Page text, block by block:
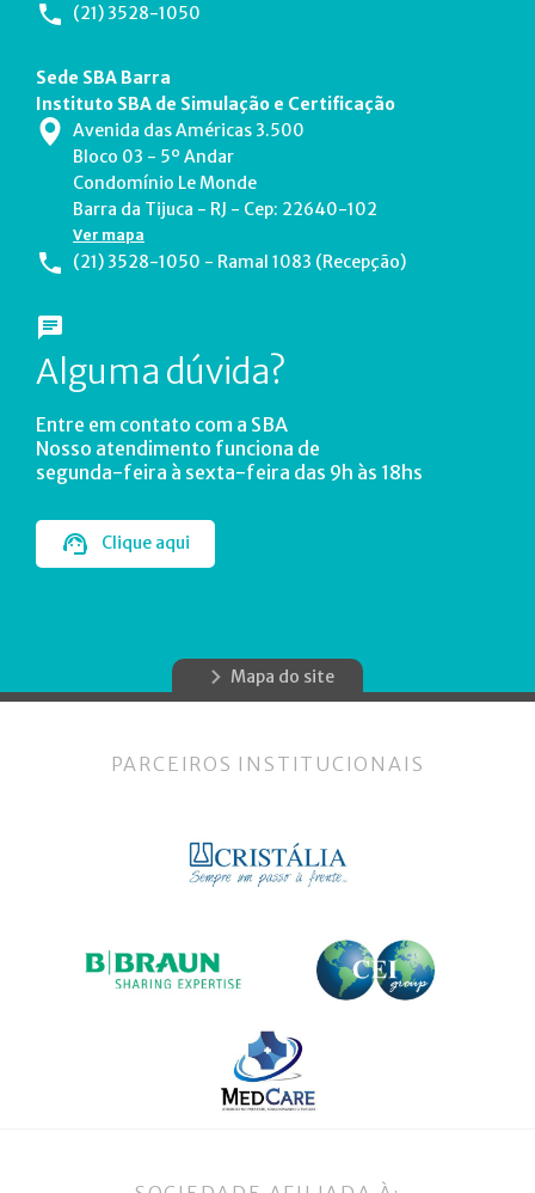
(21) 3528-1050
Sede SBA Barra
Instituto SBA de Simulação e Certificação
Avenida das Américas 3.500
Bloco 03 - 5º Andar
Condomínio Le Monde
Barra da Tijuca - RJ - Cep: 22640-102
Ver mapa
(21) 3528-1050 - Ramal 1083 (Recepção)
Alguma dúvida?
Entre em contato com a SBA
Nosso atendimento funciona de
segunda-feira à sexta-feira das 9h às 18hs
Clique aqui
Mapa do site
PARCEIROS INSTITUCIONAIS